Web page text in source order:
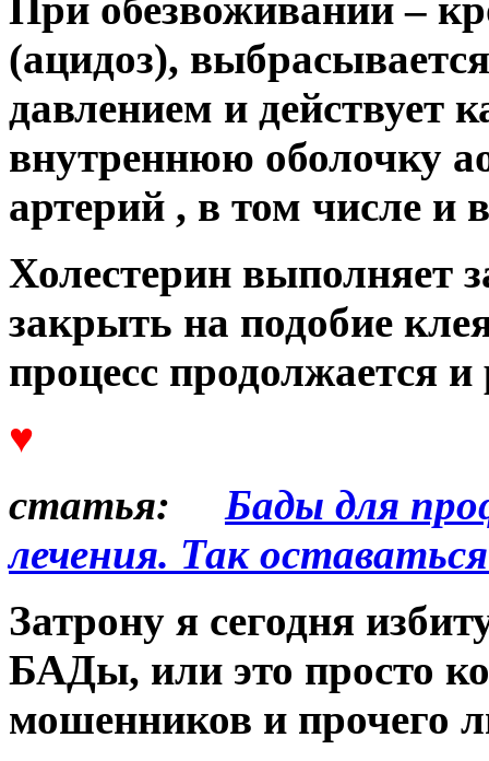
При обезвоживании –
(ацидоз),
давлением и действует
внутреннюю оболочку
артерий , в том числе и
Холестерин
закрыть на подобие
процесс продолжается и
♥
статья: Бады для
лечения. Так
Затрону я сегодня
БАДы, или это просто
мошенников и прочего